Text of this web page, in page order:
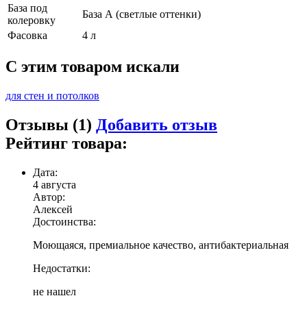
База под
колеровку
База А (светлые оттенки)
Фасовка
4 л
C этим товаром искали
для стен и потолков
Отзывы (1) Добавить отзыв
Рейтинг товара:
Дата:
4 августа
Автор:
Алексей
Достоинства:
Моющаяся, премиальное качество, антибактериальная
Недостатки:
не нашел